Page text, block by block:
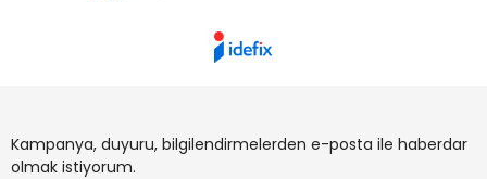
Kampanya, duyuru, bilgilendirmelerden e-posta ile haberdar
olmak istiyorum.